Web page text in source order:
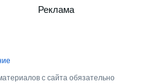
Реклама
с сайта обязательно